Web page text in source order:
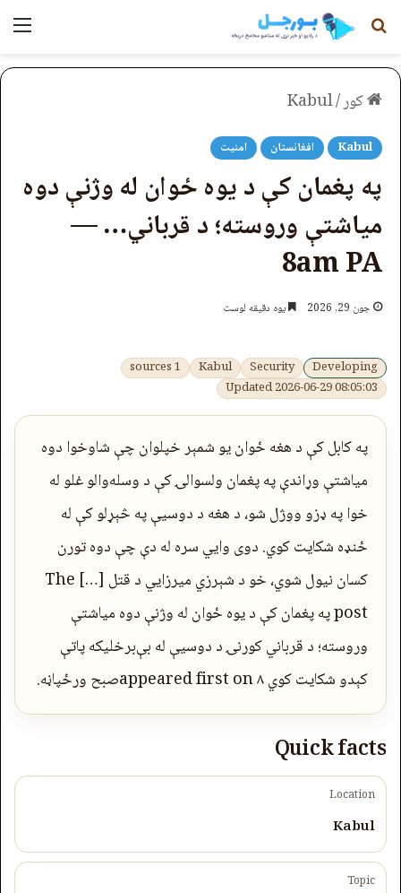
لټون
کور/
Kabul
Kabul افغانستان امنیت
په پغمان کې د یوه ځوان له وژنې دوه
میاشتې وروسته؛ د قرباني… —
8am PA
جون 29, 2026 یوه دقیقه لوست
Developing
Security
Kabul
1 sources
Updated 2026-06-29 08:05:03
په کابل کې د هغه ځوان یو شمېر خپلوان چې شاوخوا دوه
میاشتې وړاندې په پغمان ولسوالۍ کې د وسله‌والو غلو له
خوا په ډزو ووژل شو، د هغه د دوسیې په څېړلو کې له
ځنډه شکایت کوي. دوی وايي سره له دې چې دوه تورن
کسان نیول شوي، خو د شېرزي میرزايي د قتل […] The
post په پغمان کې د یوه ځوان له وژنې دوه میاشتې
وروسته؛ د قرباني کورنۍ د دوسیې له بې‌برخلیکه پاتې
کېدو شکایت کوي appeared first on ۸صبح ورځپاڼه.
Quick facts
Location
Kabul
Topic